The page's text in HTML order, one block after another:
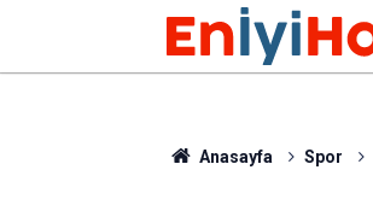
Anasayfa Spor